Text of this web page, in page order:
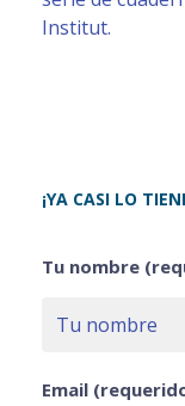
Institut.
¡YA CASI LO
Tu nombre
Email